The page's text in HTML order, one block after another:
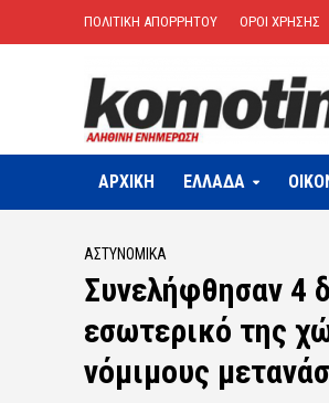
ΠΟΛΙΤΙΚΗ ΑΠΟΡΡΗΤΟΥ ΟΡΟΙ ΧΡΗΣΗΣ
ΑΡΧΙΚΗ ΕΛΛΑΔΑ
ΑΣΤΥΝΟΜΙΚΆ
Συνελήφθησαν 4
εσωτερικό της
νόμιμους